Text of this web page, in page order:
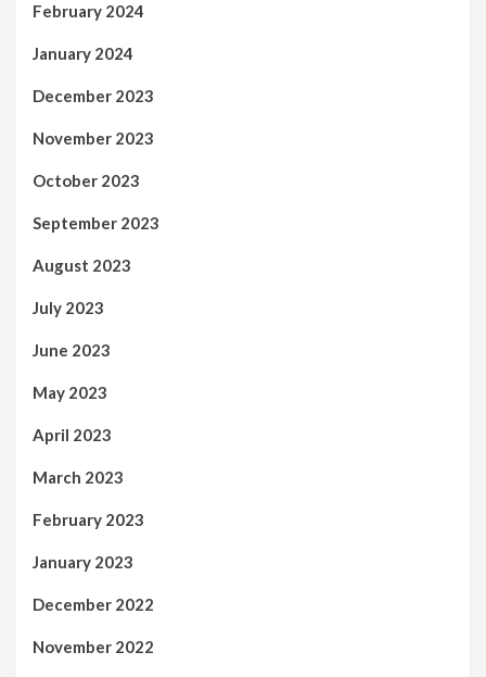
February 2024
January 2024
December 2023
November 2023
October 2023
September 2023
August 2023
July 2023
June 2023
May 2023
April 2023
March 2023
February 2023
January 2023
December 2022
November 2022